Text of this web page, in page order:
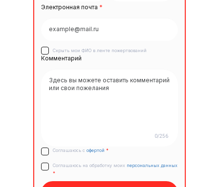
Электронная почта *
Скрыть мои ФИО в ленте пожертвований
Комментарий
0/256
Соглашаюсь с офертой *
Соглашаюсь на обработку моих персональных данных
*